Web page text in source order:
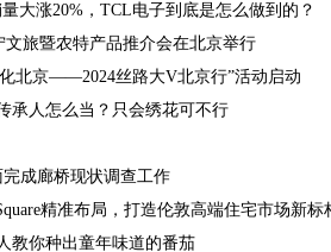
大涨20%，TCL电子到底是怎么做到的？
文旅暨农特产品推介会在北京举行
北京——2024丝路大V北京行”活动启动
承人怎么当？只会绣花可不行
成廊桥现状调查工作
精准布局，打造伦敦高端住宅市场新标
教你种出童年味道的番茄